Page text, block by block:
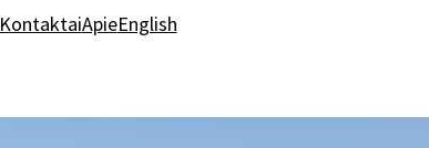
KontaktaiApieEnglish